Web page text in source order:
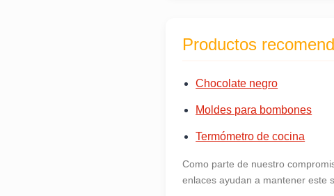
Productos
Chocolate negro
Moldes para bombones
Termómetro de cocina
Como parte de nuestro
enlaces ayudan a mantener este